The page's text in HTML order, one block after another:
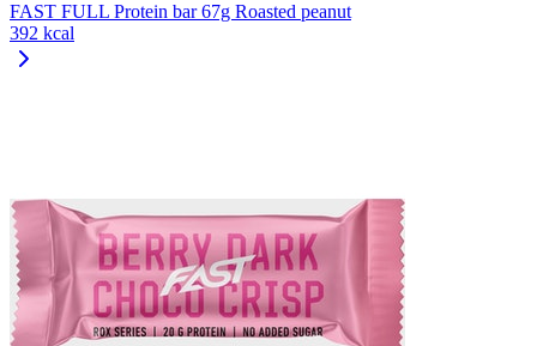
FAST FULL Protein bar 67g Roasted peanut
392 kcal